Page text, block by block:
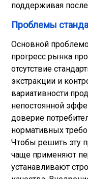
поддерживая
Проблемы
Основной
прогресс рынка
отсутствие
экстракции и
вариативности
непостоянной
доверие
нормативных
Чтобы решить эту
чаще применяют
устанавливают